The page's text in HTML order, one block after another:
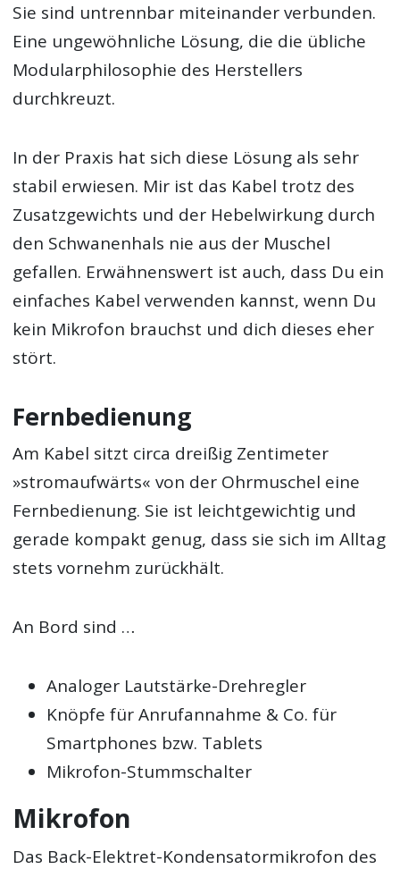
Sie sind untrennbar miteinander verbunden.
Eine ungewöhnliche Lösung, die die übliche
Modularphilosophie des Herstellers
durchkreuzt.
In der Praxis hat sich diese Lösung als sehr
stabil erwiesen. Mir ist das Kabel trotz des
Zusatzgewichts und der Hebelwirkung durch
den Schwanenhals nie aus der Muschel
gefallen. Erwähnenswert ist auch, dass Du ein
einfaches Kabel verwenden kannst, wenn Du
kein Mikrofon brauchst und dich dieses eher
stört.
Fernbedienung
Am Kabel sitzt circa dreißig Zentimeter
»stromaufwärts« von der Ohrmuschel eine
Fernbedienung. Sie ist leichtgewichtig und
gerade kompakt genug, dass sie sich im Alltag
stets vornehm zurückhält.
An Bord sind …
Analoger Lautstärke-Drehregler
Knöpfe für Anrufannahme & Co. für
Smartphones bzw. Tablets
Mikrofon-Stummschalter
Mikrofon
Das Back-Elektret-Kondensatormikrofon des